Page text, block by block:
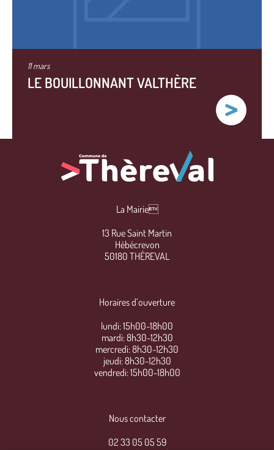
11 mars
LE BOUILLONNANT VALTHÈRE
La Mairie
13 Rue Saint Martin
Hébécrevon
50180 THÈREVAL
Horaires d’ouverture
lundi: 15h00-18h00
mardi: 8h30-12h30
mercredi: 8h30-12h30
jeudi: 8h30-12h30
vendredi: 15h00-18h00
Nous contacter
02 33 05 05 59